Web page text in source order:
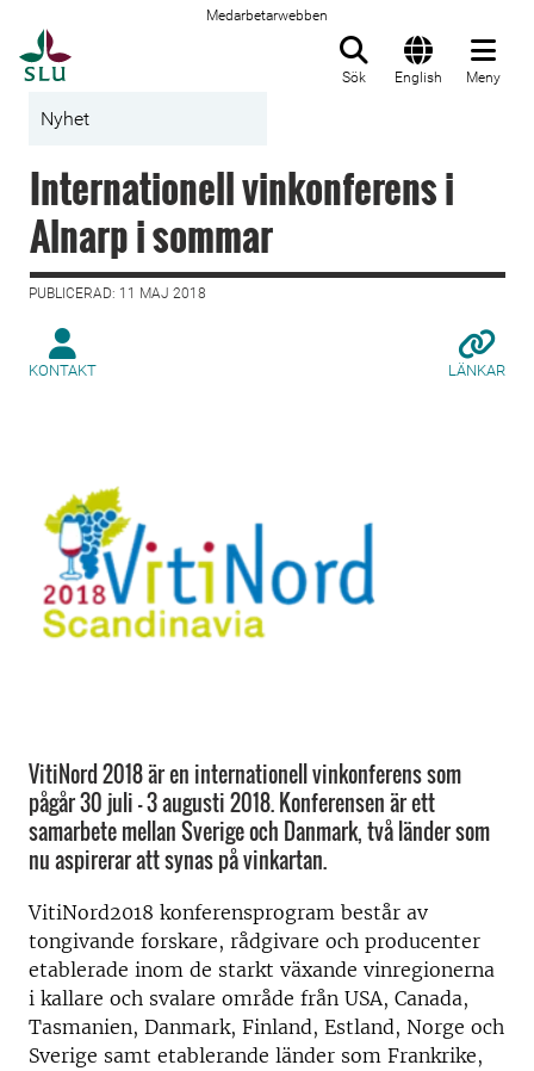
Medarbetarwebben
Sök English Meny
Nyhet
Internationell vinkonferens i
Alnarp i sommar
PUBLICERAD: 11 MAJ 2018
KONTAKT LÄNKAR
VitiNord 2018 är en internationell vinkonferens som
pågår 30 juli – 3 augusti 2018. Konferensen är ett
samarbete mellan Sverige och Danmark, två länder som
nu aspirerar att synas på vinkartan.
VitiNord2018 konferensprogram består av
tongivande forskare, rådgivare och producenter
etablerade inom de starkt växande vinregionerna
i kallare och svalare område från USA, Canada,
Tasmanien, Danmark, Finland, Estland, Norge och
Sverige samt etablerande länder som Frankrike,